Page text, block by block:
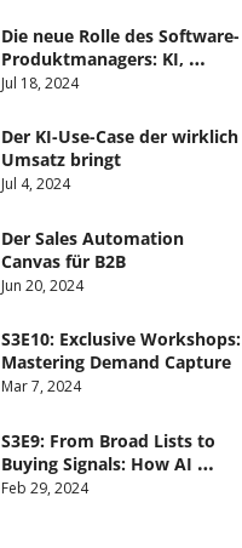
Die neue Rolle des Software-
Produktmanagers: KI,
Remote Teams und APIs
Jul 18, 2024
Der KI-Use-Case der wirklich
Umsatz bringt
Jul 4, 2024
Der Sales Automation
Canvas für B2B
Jun 20, 2024
S3E10: Exclusive Workshops:
Mastering Demand Capture
Mar 7, 2024
S3E9: From Broad Lists to
Buying Signals: How AI
Offers More for Less
Feb 29, 2024